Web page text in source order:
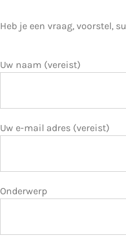
Heb je een vraag, voorstel,
Uw naam (vereist)
Uw e-mail adres (vereist)
Onderwerp